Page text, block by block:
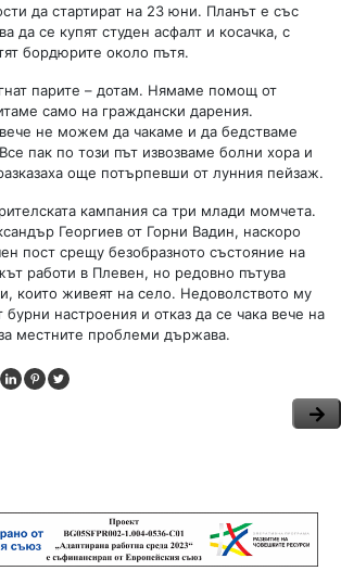
да стартират на 23 юни. Планът е със
да се купят студен асфалт и косачка, с
бордюрите около пътя.
парите – дотам. Нямаме помощ от
само на граждански дарения.
не можем да чакаме и да бедстваме
пак по този път извозваме болни хора и
още потърпевши от лунния пейзаж.
кампания са три млади момчета.
Георгиев от Горни Вадин, наскоро
пост срещу безобразното състояние на
работи в Плевен, но редовно пътува
които живеят на село. Недоволството му
бурни настроения и отказ да се чака вече на
местните проблеми държава.